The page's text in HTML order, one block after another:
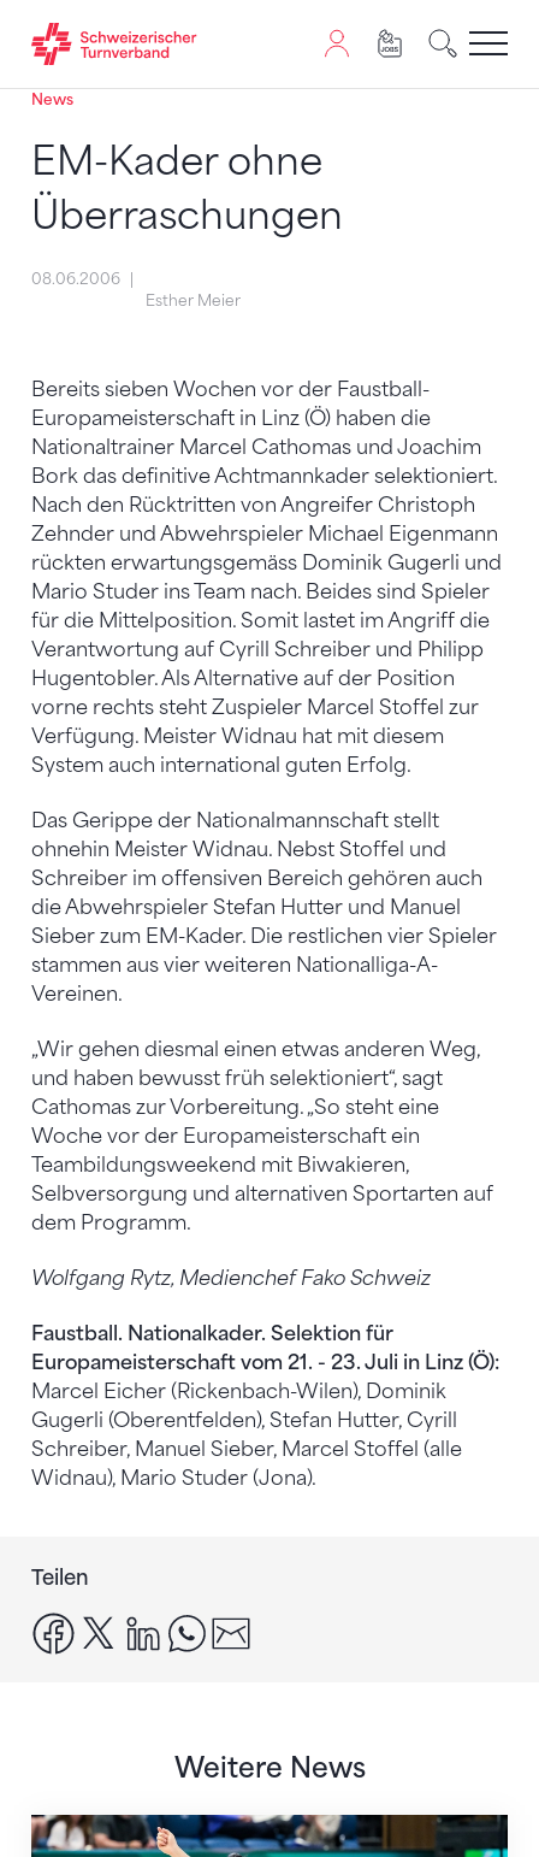
Zum Inhalt springen
Zur Sitemap navigieren
Zum Navigieren dieser Seite wird JavaScript benötigt.
News
EM-Kader ohne
Überraschungen
08.06.2006
Esther Meier
Bereits sieben Wochen vor der Faustball-
Europameisterschaft in Linz (Ö) haben die
Nationaltrainer Marcel Cathomas und Joachim
Bork das definitive Achtmannkader selektioniert.
Nach den Rücktritten von Angreifer Christoph
Zehnder und Abwehrspieler Michael Eigenmann
rückten erwartungsgemäss Dominik Gugerli und
Mario Studer ins Team nach. Beides sind Spieler
für die Mittelposition. Somit lastet im Angriff die
Verantwortung auf Cyrill Schreiber und Philipp
Hugentobler. Als Alternative auf der Position
vorne rechts steht Zuspieler Marcel Stoffel zur
Verfügung. Meister Widnau hat mit diesem
System auch international guten Erfolg.
Das Gerippe der Nationalmannschaft stellt
ohnehin Meister Widnau. Nebst Stoffel und
Schreiber im offensiven Bereich gehören auch
die Abwehrspieler Stefan Hutter und Manuel
Sieber zum EM-Kader. Die restlichen vier Spieler
stammen aus vier weiteren Nationalliga-A-
Vereinen.
„Wir gehen diesmal einen etwas anderen Weg,
und haben bewusst früh selektioniert“, sagt
Cathomas zur Vorbereitung. „So steht eine
Woche vor der Europameisterschaft ein
Teambildungsweekend mit Biwakieren,
Selbversorgung und alternativen Sportarten auf
dem Programm.
Wolfgang Rytz, Medienchef Fako Schweiz
Faustball. Nationalkader. Selektion für
Europameisterschaft vom 21. - 23. Juli in Linz (Ö):
Marcel Eicher (Rickenbach-Wilen), Dominik
Gugerli (Oberentfelden), Stefan Hutter, Cyrill
Schreiber, Manuel Sieber, Marcel Stoffel (alle
Widnau), Mario Studer (Jona).
Teilen
facebook
x linkedinwhatsapp
Weitere News
Nächster Halt: Weltmeisterschaft